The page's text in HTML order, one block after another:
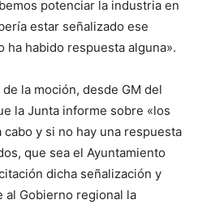
potenciar la industria en
estar señalizado ese
ha habido respuesta alguna».
la moción, desde GM del
la Junta informe sobre «los
y si no hay una respuesta
que sea el Ayuntamiento
dicha señalización y
Gobierno regional la